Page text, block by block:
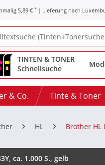
5,89 € * | Lieferung nach
TINTEN & TONER
Schnellsuche
& Co. Tinte & Toner
HL Brother HL
ca. 1.000 S., gelb